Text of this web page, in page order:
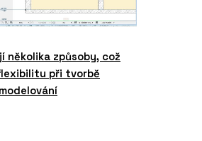
několika způsoby, což
při tvorbě